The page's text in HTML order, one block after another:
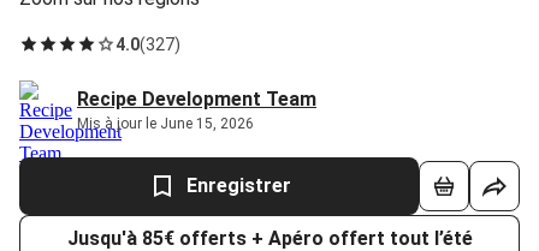
4.0(327)
Recipe Development Team
Mis à jour le June 15, 2026
Enregistrer
Jusqu'à 85€ offerts + Apéro offert tout l’été